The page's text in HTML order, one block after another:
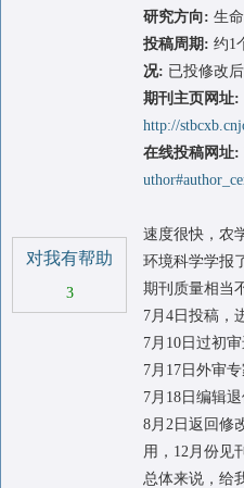
对我有帮助
3
研究方向: 生
投稿周期: 约1
况: 已投修改
期刊主页网址:
http://
在线投稿网址:
速度很快，农
环境科学学报
期刊质量相当
7月4日投稿，
7月10日过初
7月17日外审
7月18日编辑
8月2日返回修
用，12月份见
总体来说，给